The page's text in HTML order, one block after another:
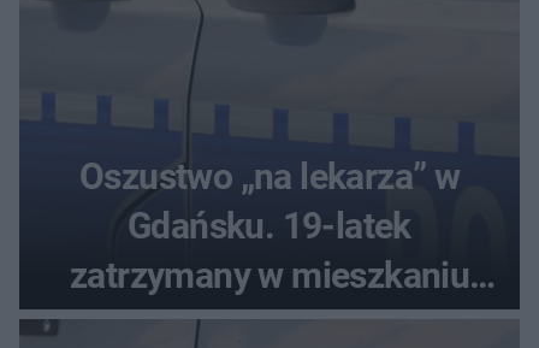
Oszustwo „na lekarza” w
Gdańsku. 19-latek
zatrzymany w mieszkaniu
seniora